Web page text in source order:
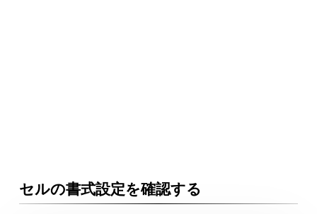
セルの書式設定を確認する